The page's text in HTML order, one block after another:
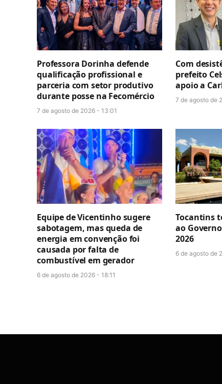
Professora Dorinha defende
qualificação profissional e
parceria com setor produtivo
durante posse na Fecomércio
7 de agosto de 2026 - 13:01
Com
prefeito
apoio a
7 de agosto de
Equipe de Vicentinho sugere
sabotagem, mas queda de
energia em convenção foi
causada por falta de
combustível em gerador
6 de agosto de 2026 - 18:11
Tocantins
ao
2026
6 de agosto de